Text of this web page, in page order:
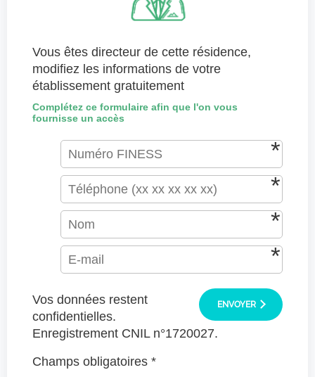
Vous êtes directeur de cette résidence,
modifiez les informations de votre
établissement gratuitement
Complétez ce formulaire afin que l'on vous
fournisse un accès
ENVOYER
Vos données restent
confidentielles.
Enregistrement CNIL n°1720027.
Champs obligatoires *